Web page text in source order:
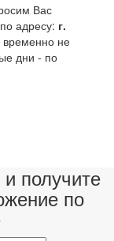
Вас
адресу: г.
временно не
дни - по
получите
по